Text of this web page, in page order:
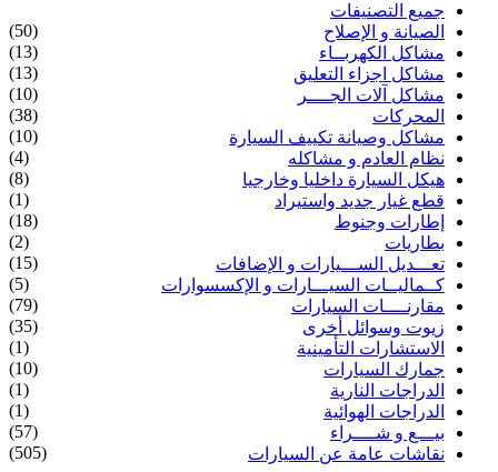
جميع التصنيفات
الصيانة و الإصلاح
(50)
مشاكل الكهربــاء
(13)
مشاكل اجزاء التعليق
(13)
مشاكل آلات الجــــر
(10)
المحركات
(38)
مشاكل وصيانة تكييف السيارة
(10)
نظام العادم و مشاكله
(4)
هيكل السيارة داخليا وخارجيا
(8)
قطع غيار جديد واستيراد
(1)
إطارات وجنوط
(18)
بطاريات
(2)
تعـــديل الســـيارات و الإضافات
(15)
كــماليــات السيـــارات و الإكسسوارات
(5)
مقارنــــات السيارات
(79)
زيوت وسوائل أخرى
(35)
الاستشارات التأمينية
(1)
جمارك السيارات
(10)
الدراجات النارية
(1)
الدراجات الهوائية
(1)
بيـــع و شــــراء
(57)
نقاشات عامة عن السيارات
(505)